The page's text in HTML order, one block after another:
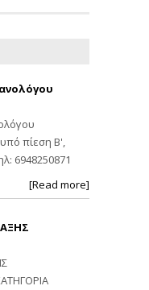
πίεση Β',
6948250871
[Read more]